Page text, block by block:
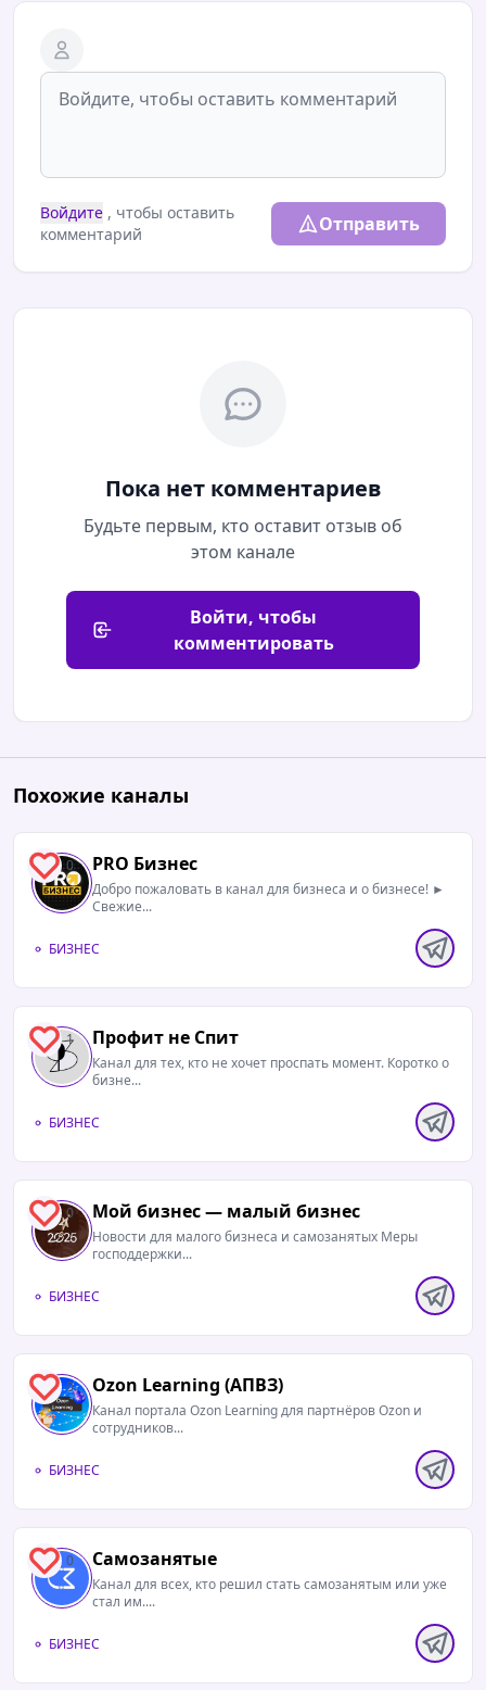
Войдите , чтобы оставить
комментарий
Отправить
Пока нет комментариев
Будьте первым, кто оставит отзыв об
этом канале
Войти, чтобы
комментировать
Похожие каналы
0 PRO Бизнес
Добро пожаловать в канал для бизнеса и о бизнесе! ►
Свежие...
БИЗНЕС
1 Профит не Спит
Канал для тех, кто не хочет проспать момент. Коротко о
бизне...
БИЗНЕС
0 Мой бизнес — малый бизнес
Новости для малого бизнеса и самозанятых Меры
господдержки...
БИЗНЕС
0 Ozon Learning (АПВЗ)
Канал портала Ozon Learning для партнёров Ozon и
сотрудников...
БИЗНЕС
0 Самозанятые
Канал для всех, кто решил стать самозанятым или уже
стал им....
БИЗНЕС